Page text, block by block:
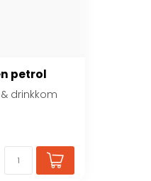
petrol
drinkkom